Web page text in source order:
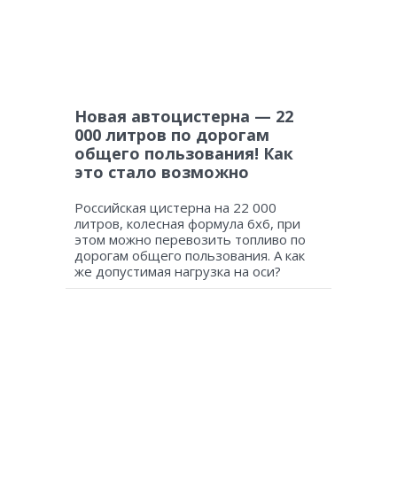
Новая автоцистерна — 22
000 литров по дорогам
общего пользования! Как
это стало возможно
Российская цистерна на 22 000
литров, колесная формула 6х6, при
этом можно перевозить топливо по
дорогам общего пользования. А как
же допустимая нагрузка на оси?